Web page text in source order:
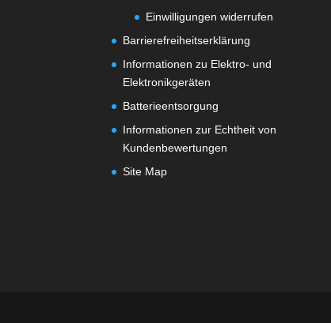
Einwilligungen widerrufen
Barrierefreiheitserklärung
Informationen zu Elektro- und
Elektronikgeräten
Batterieentsorgung
Informationen zur Echtheit von
Kundenbewertungen
Site Map